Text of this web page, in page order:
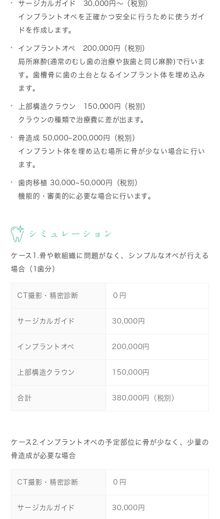
サージカルガイド 30,000円～（税別）
インプラントオペを正確かつ安全に行うために使うガイ
ドを作成します。
インプラントオペ 200,000円（税別）
局所麻酔(通常のむし歯の治療や抜歯と同じ麻酔)で行いま
す。歯槽骨に歯の土台となるインプラント体を埋め込み
ます。
上部構造クラウン
150,000円（税別）
クラウンの種類で治療費に差が出ます。
骨造成 50,000~200,000円（税別）
インプラント体を埋め込む場所に骨が少ない場合に行い
ます。
歯肉移植 30,000~50,000円（税別）
機能的・審美的に必要な場合に行います。
シミュレーション
ケース1.骨や軟組織に問題がなく、シンプルなオペが行える
場合（1歯分）
CT撮影・精密診断 ０円
サージカルガイド 30,000円
インプラントオペ 200,000円
上部構造クラウン 150,000円
合計 380,000円（税別）
ケース2.インプラントオペの予定部位に骨が少なく、少量の
骨造成が必要な場合
CT撮影・精密診断 ０円
サージカルガイド 30,000円